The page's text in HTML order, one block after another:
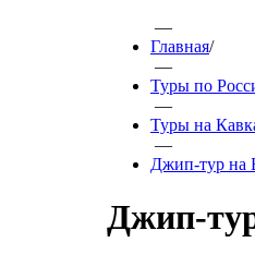
—
Главная/
—
Туры по
—
Туры на
—
Джип-тур на
Джип-